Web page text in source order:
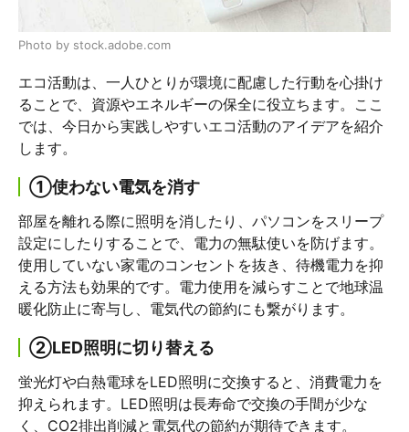
Photo by stock.adobe.com
エコ活動は、一人ひとりが環境に配慮した行動を心掛け
ることで、資源やエネルギーの保全に役立ちます。ここ
では、今日から実践しやすいエコ活動のアイデアを紹介
します。
①使わない電気を消す
部屋を離れる際に照明を消したり、パソコンをスリープ
設定にしたりすることで、電力の無駄使いを防げます。
使用していない家電のコンセントを抜き、待機電力を抑
える方法も効果的です。電力使用を減らすことで地球温
暖化防止に寄与し、電気代の節約にも繋がります。
②LED照明に切り替える
蛍光灯や白熱電球をLED照明に交換すると、消費電力を
抑えられます。LED照明は長寿命で交換の手間が少な
く、CO2排出削減と電気代の節約が期待できます。